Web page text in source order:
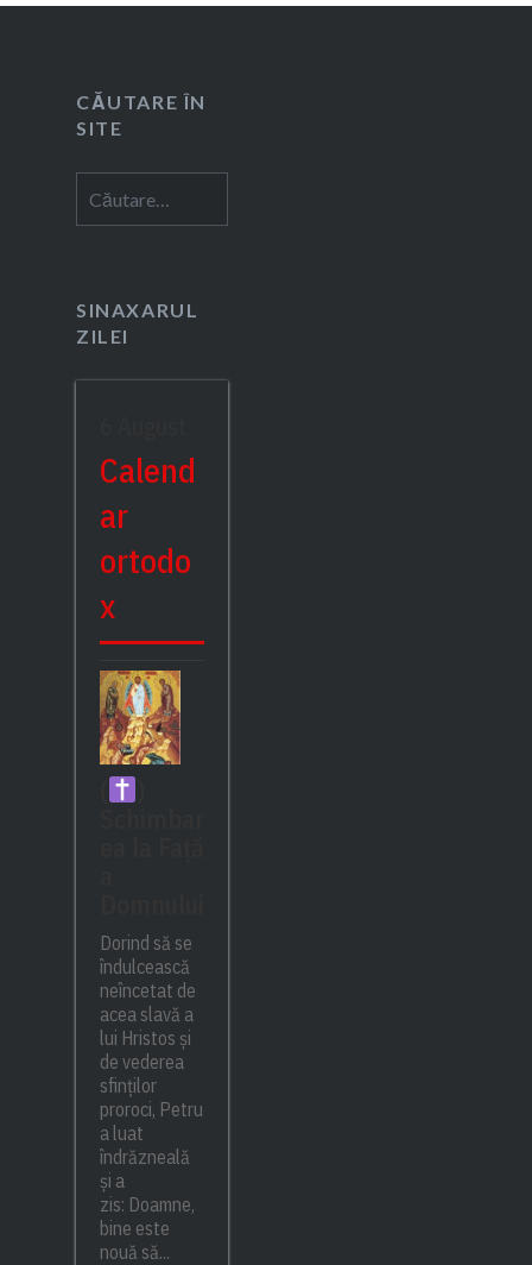
CĂUTARE ÎN
SITE
după:
SINAXARUL
ZILEI
Calend
ar
ortodo
x
Dorind să se
îndulcească
neîncetat de
acea slavă a
lui Hristos și
de vederea
sfinților
proroci, Petru
a luat
îndrăzneală
și a
zis: Doamne,
bine este
nouă să...